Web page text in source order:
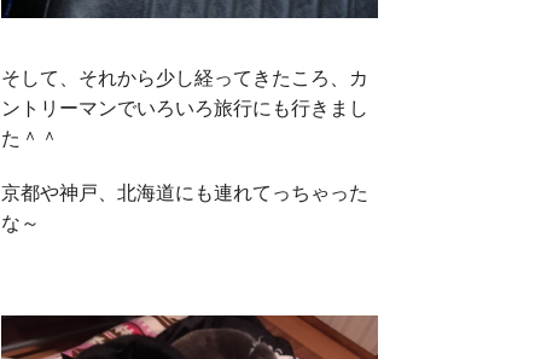
そして、それから少し経ってきたころ、カ
ントリーマンでいろいろ旅行にも行きまし
た＾＾
京都や神戸、北海道にも連れてっちゃった
な～